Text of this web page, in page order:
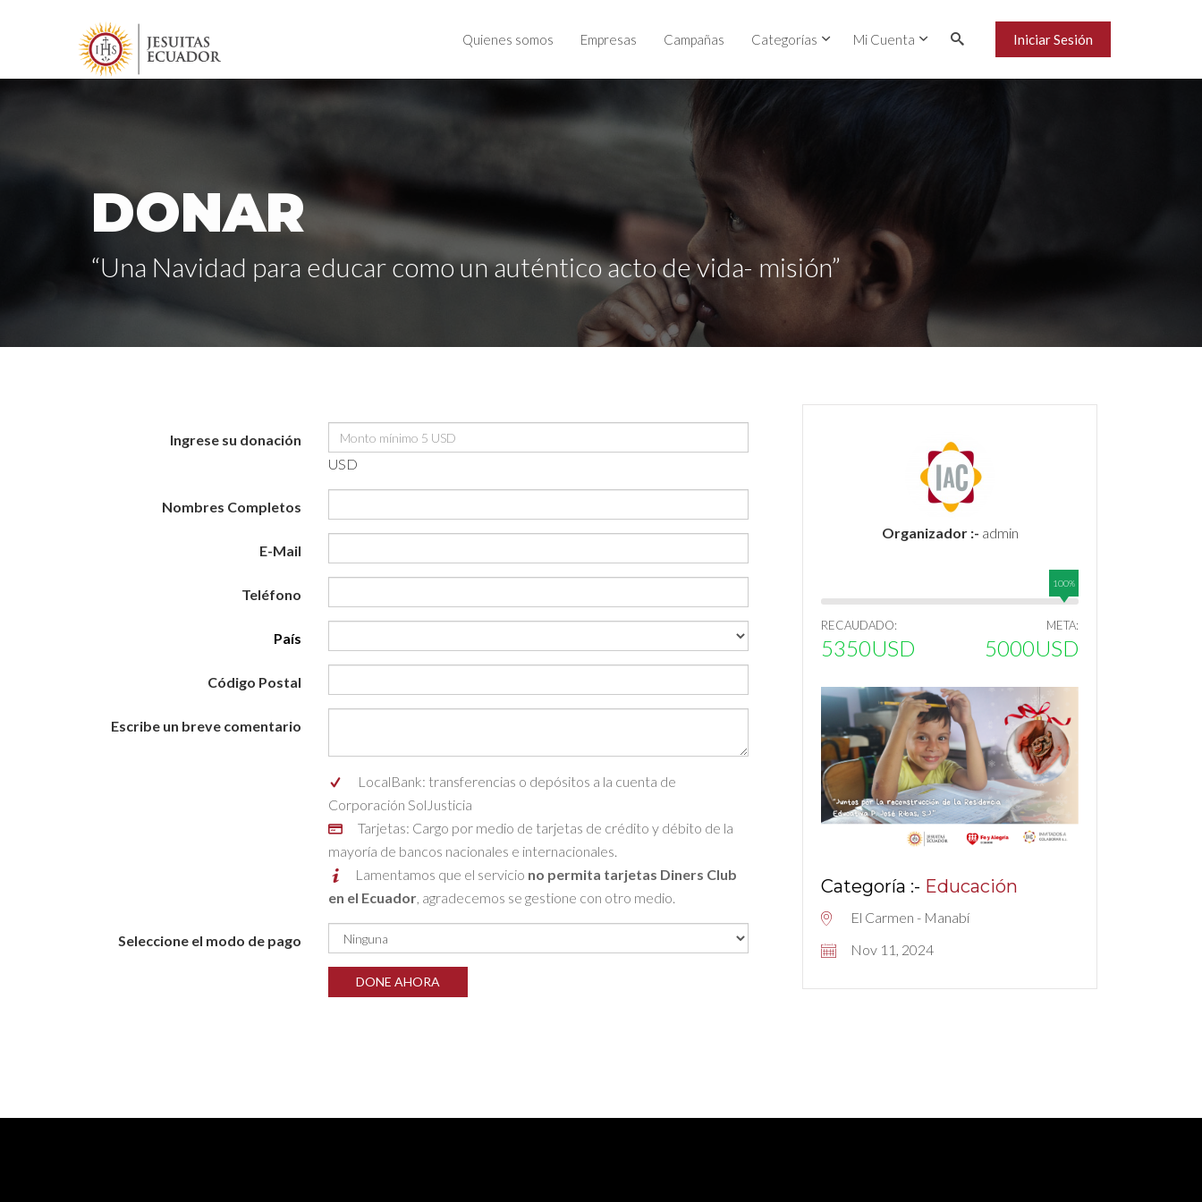
Quienes somos Empresas Campañas Categorías Mi Cuenta Iniciar Sesión
DONAR
“Una Navidad para educar como un auténtico acto de vida- misión”
Ingrese su donación
USD
Nombres Completos
E-Mail
Teléfono
País
Código Postal
Escribe un breve comentario
LocalBank: transferencias o depósitos a la cuenta de
Corporación SolJusticia
Tarjetas: Cargo por medio de tarjetas de crédito y débito de la
mayoría de bancos nacionales e internacionales.
Lamentamos que el servicio no permita tarjetas Diners Club
en el Ecuador, agradecemos se gestione con otro medio.
Seleccione el modo de pago
DONE AHORA
Organizador :- admin
100%
RECAUDADO:
5350USD
META:
5000USD
Categoría :- Educación
El Carmen - Manabí
Nov 11, 2024